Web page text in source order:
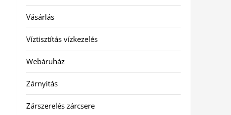
Vásárlás
Víztisztítás vízkezelés
Webáruház
Zárnyitás
Zárszerelés zárcsere